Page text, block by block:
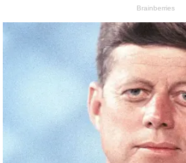
Brainberries